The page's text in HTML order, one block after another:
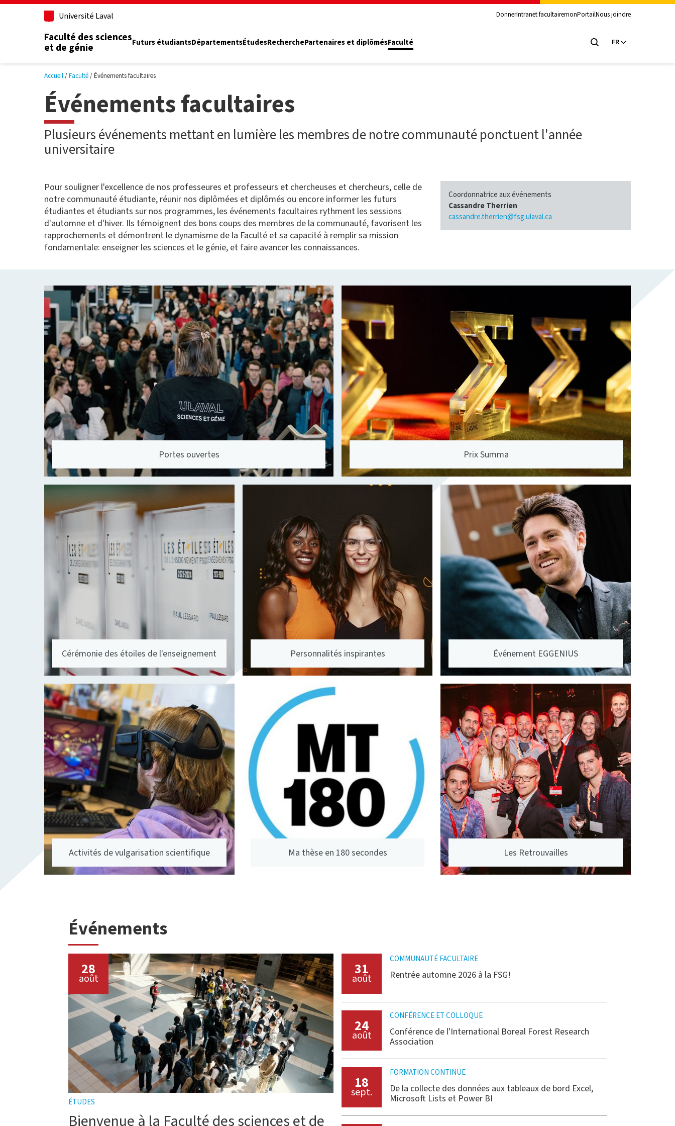
Aller au contenu principal
Université Laval DonnerIntranet facultairemonPortailNous joindre
Faculté des sciences
et de génie
Futurs étudiantsDépartementsÉtudesRecherchePartenaires et diplômésFaculté FR
Accueil Faculté Événements facultaires
Événements facultaires
Plusieurs événements mettant en lumière les membres de notre communauté ponctuent l'année
universitaire
Pour souligner l'excellence de nos professeures et professeurs et chercheuses et chercheurs, celle de
notre communauté étudiante, réunir nos diplômées et diplômés ou encore informer les futurs
étudiantes et étudiants sur nos programmes, les événements facultaires rythment les sessions
d'automne et d'hiver. Ils témoignent des bons coups des membres de la communauté, favorisent les
rapprochements et démontrent le dynamisme de la Faculté et sa capacité à remplir sa mission
fondamentale: enseigner les sciences et le génie, et faire avancer les connaissances.
Coordonnatrice aux événements
Cassandre Therrien
cassandre.therrien@fsg.ulaval.ca
Portes ouvertes Prix Summa
Cérémonie des étoiles de l'enseignement Personnalités inspirantes Événement EGGENIUS
Activités de vulgarisation scientifique Ma thèse en 180 secondes Les Retrouvailles
Événements
28
août
ÉTUDES
Bienvenue à la Faculté des sciences et de
31
août
COMMUNAUTÉ FACULTAIRE
Rentrée automne 2026 à la FSG!
24
août
CONFÉRENCE ET COLLOQUE
Conférence de l'International Boreal Forest Research
Association
18
sept.
FORMATION CONTINUE
De la collecte des données aux tableaux de bord Excel,
Microsoft Lists et Power BI